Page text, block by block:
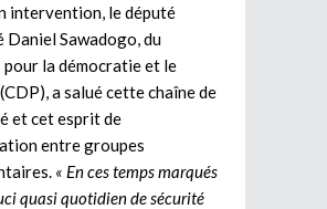
intervention, le député
Daniel Sawadogo, du
pour la démocratie et le
a salué cette chaîne de
et cet esprit de
entre groupes
« En ces temps marqués
quasi quotidien de sécurité